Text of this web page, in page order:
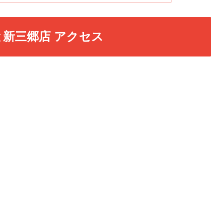
三郷店 アクセス